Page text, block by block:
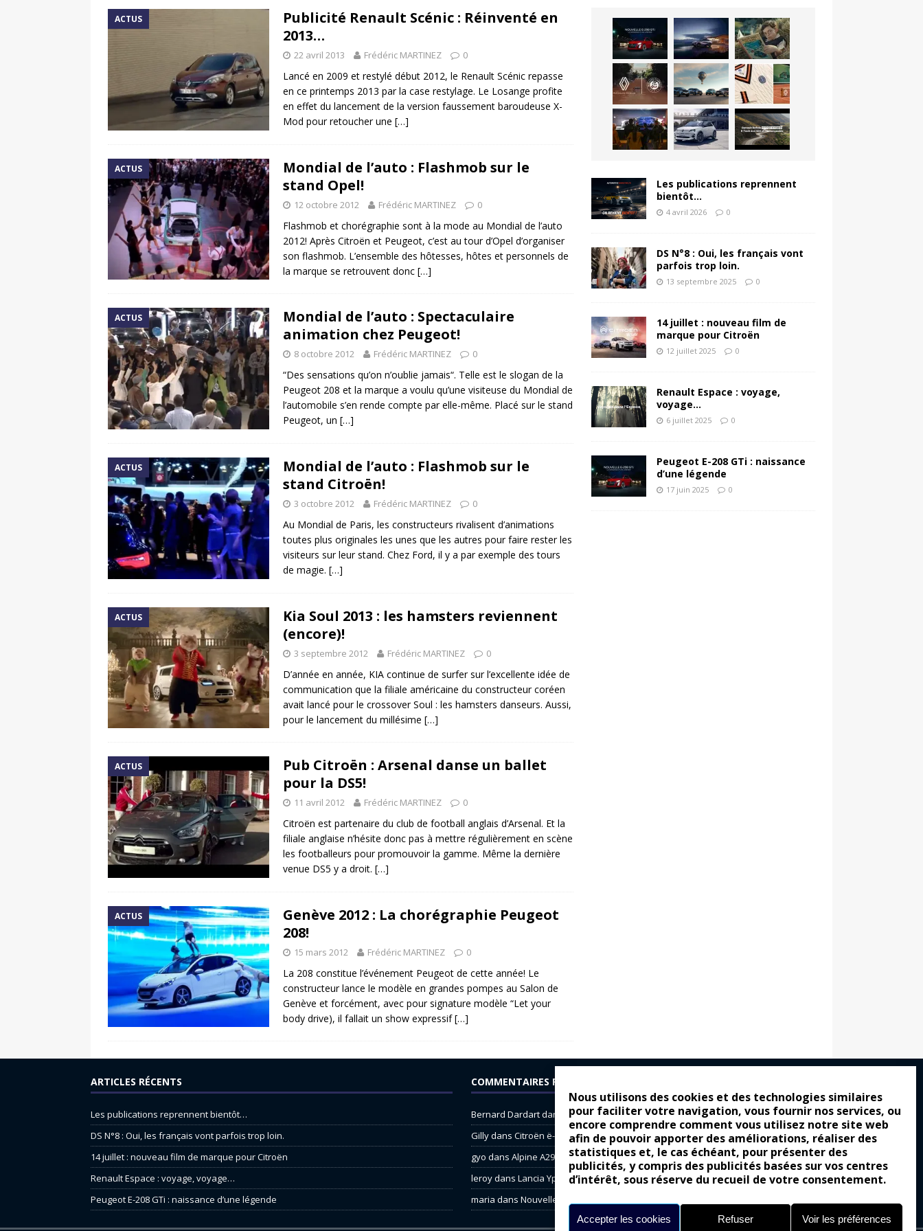
Nous utilisons des cookies et des technologies similaires
pour faciliter votre navigation, vous fournir nos services, ou
encore comprendre comment vous utilisez notre site web
afin de pouvoir apporter des améliorations, réaliser des
statistiques et, le cas échéant, pour présenter des
publicités, y compris des publicités basées sur vos centres
d’intérêt, sous réserve du recueil de votre consentement.
Accepter les cookies Refuser Voir les préférences
ACTUS
Publicité Renault Scénic : Réinventé en
2013…
22 avril 2013 Frédéric MARTINEZ 0
Lancé en 2009 et restylé début 2012, le Renault Scénic repasse
en ce printemps 2013 par la case restylage. Le Losange profite
en effet du lancement de la version faussement baroudeuse X-
Mod pour retoucher une […]
ACTUS
Mondial de l’auto : Flashmob sur le
stand Opel!
12 octobre 2012 Frédéric MARTINEZ 0
Flashmob et chorégraphie sont à la mode au Mondial de l’auto
2012! Après Citroën et Peugeot, c’est au tour d’Opel d’organiser
son flashmob. L’ensemble des hôtesses, hôtes et personnels de
la marque se retrouvent donc […]
ACTUS
Mondial de l’auto : Spectaculaire
animation chez Peugeot!
8 octobre 2012 Frédéric MARTINEZ 0
“Des sensations qu’on n’oublie jamais“. Telle est le slogan de la
Peugeot 208 et la marque a voulu qu’une visiteuse du Mondial de
l’automobile s’en rende compte par elle-même. Placé sur le stand
Peugeot, un […]
ACTUS
Mondial de l’auto : Flashmob sur le
stand Citroën!
3 octobre 2012 Frédéric MARTINEZ 0
Au Mondial de Paris, les constructeurs rivalisent d’animations
toutes plus originales les unes que les autres pour faire rester les
visiteurs sur leur stand. Chez Ford, il y a par exemple des tours
de magie. […]
ACTUS
Kia Soul 2013 : les hamsters reviennent
(encore)!
3 septembre 2012 Frédéric MARTINEZ 0
D’année en année, KIA continue de surfer sur l’excellente idée de
communication que la filiale américaine du constructeur coréen
avait lancé pour le crossover Soul : les hamsters danseurs. Aussi,
pour le lancement du millésime […]
ACTUS
Pub Citroën : Arsenal danse un ballet
pour la DS5!
11 avril 2012 Frédéric MARTINEZ 0
Citroën est partenaire du club de football anglais d’Arsenal. Et la
filiale anglaise n’hésite donc pas à mettre régulièrement en scène
les footballeurs pour promouvoir la gamme. Même la dernière
venue DS5 y a droit. […]
ACTUS
Genève 2012 : La chorégraphie Peugeot
208!
15 mars 2012 Frédéric MARTINEZ 0
La 208 constitue l’événement Peugeot de cette année! Le
constructeur lance le modèle en grandes pompes au Salon de
Genève et forcément, avec pour signature modèle “Let your
body drive), il fallait un show expressif[…]
Les publications reprennent
bientôt…
4 avril 2026 0
DS N°8 : Oui, les français vont
parfois trop loin.
13 septembre 2025 0
14 juillet : nouveau film de
marque pour Citroën
12 juillet 2025 0
Renault Espace : voyage,
voyage…
6 juillet 2025 0
Peugeot E-208 GTi : naissance
d’une légende
17 juin 2025 0
ARTICLES RÉCENTS
Les publications reprennent bientôt…
DS N°8 : Oui, les français vont parfois trop loin.
14 juillet : nouveau film de marque pour Citroën
Renault Espace : voyage, voyage…
Peugeot E-208 GTi : naissance d’une légende
COMMENTAIRES RÉCENTS
Bernard Dardartdans
Dacia Sandero : pour les gens vrais
Gillydans Citroën ë-C3 : la révolution a commencé
gyo dans Alpine A290 : L’irrésistible attraction de la légèreté
leroydans Lancia Ypsilon : naturellement envoûtante ?
maria dans Nouvelle Opel Corsa : Yes of Corsa !